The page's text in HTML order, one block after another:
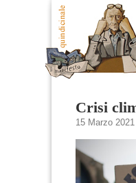
Crisi
15 Marzo 2021